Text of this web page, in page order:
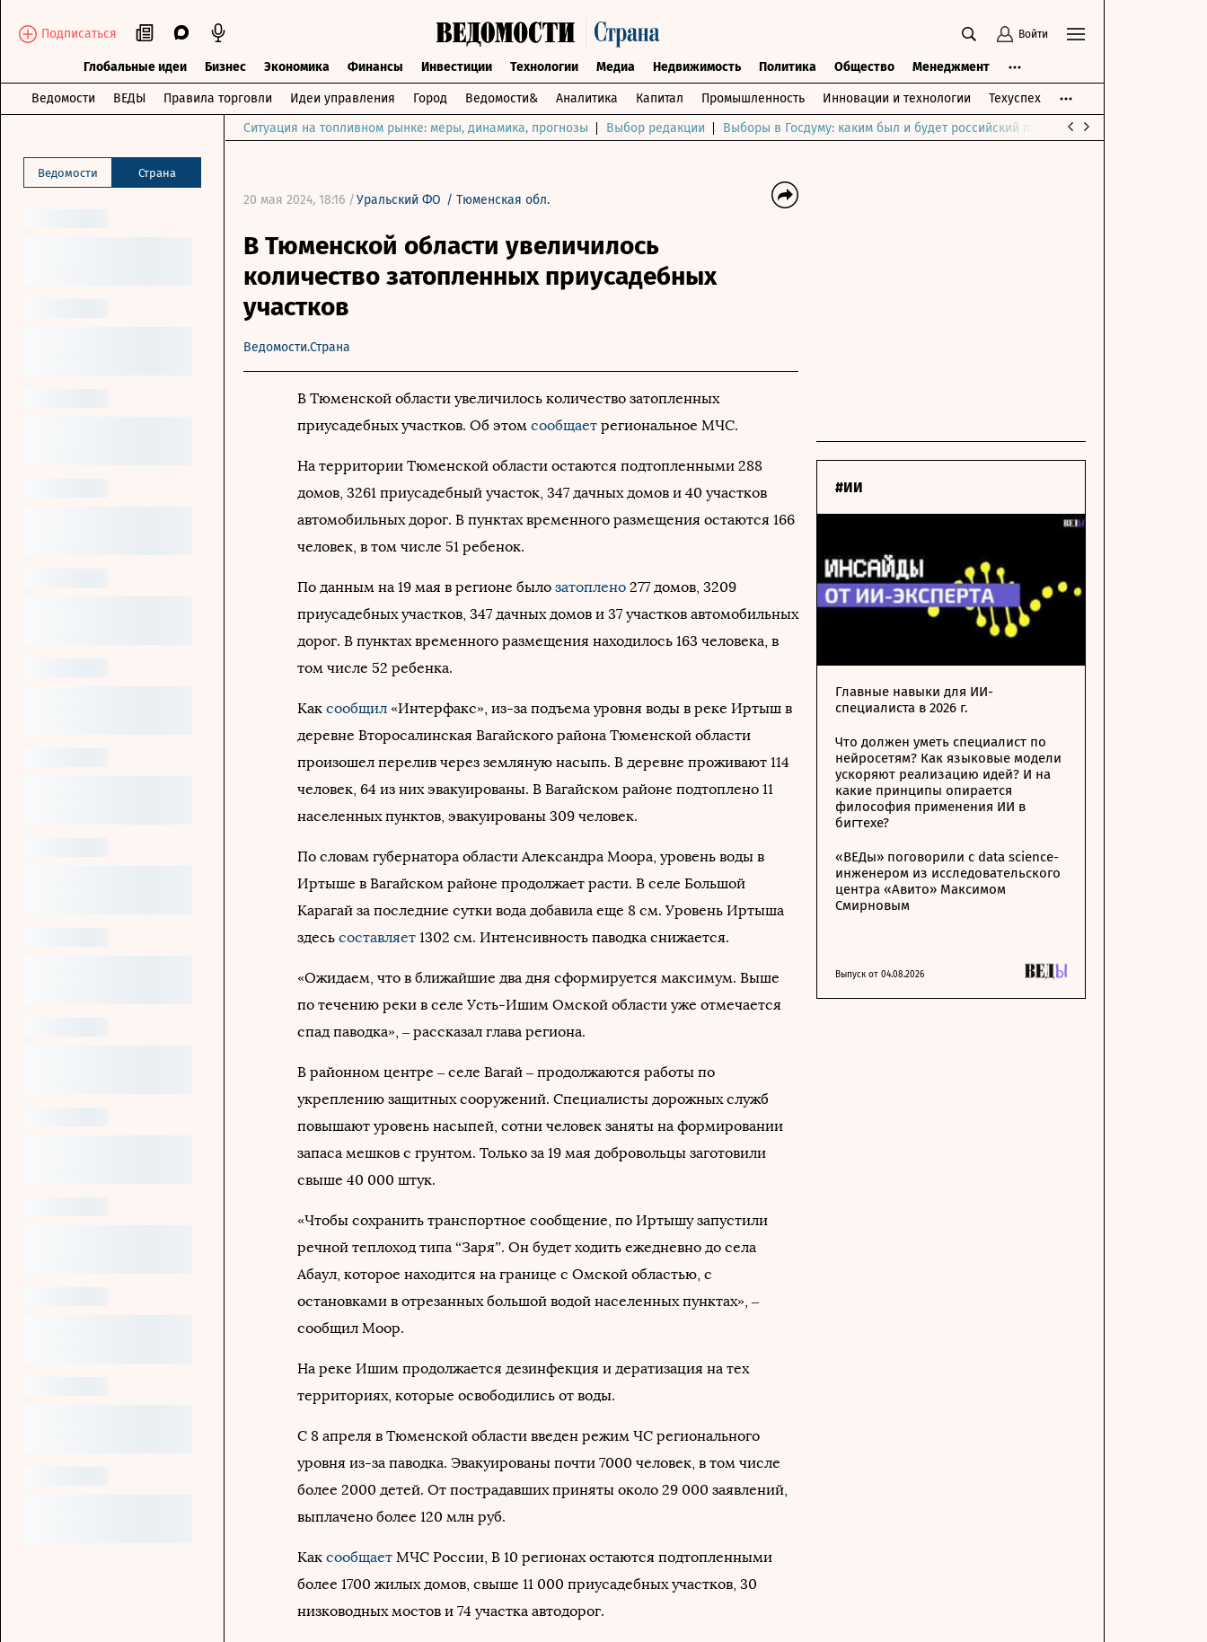
Подписаться Войти
Глобальные идеи Бизнес Экономика Финансы Инвестиции Технологии Медиа Недвижимость Политика Общество Менеджмент
Ведомости ВЕДЫ Правила торговли Идеи управления Город Ведомости& Аналитика Капитал Промышленность Инновации и технологии Техуспех
Ведомости Страна
Ситуация на топливном рынке: меры, динамика, прогнозы Выбор редакции Выборы в Госдуму: каким был и будет российский парламент
20 мая 2024, 18:16 /Уральский ФО / Тюменская обл.
В Тюменской области увеличилось
количество затопленных приусадебных
участков
Ведомости.Страна
В Тюменской области увеличилось количество затопленных
приусадебных участков. Об этом сообщает региональное МЧС.
На территории Тюменской области остаются подтопленными 288
домов, 3261 приусадебный участок, 347 дачных домов и 40 участков
автомобильных дорог. В пунктах временного размещения остаются 166
человек, в том числе 51 ребенок.
По данным на 19 мая в регионе было затоплено 277 домов, 3209
приусадебных участков, 347 дачных домов и 37 участков автомобильных
дорог. В пунктах временного размещения находилось 163 человека, в
том числе 52 ребенка.
Как сообщил «Интерфакс», из-за подъема уровня воды в реке Иртыш в
деревне Второсалинская Вагайского района Тюменской области
произошел перелив через земляную насыпь. В деревне проживают 114
человек, 64 из них эвакуированы. В Вагайском районе подтоплено 11
населенных пунктов, эвакуированы 309 человек.
По словам губернатора области Александра Моора, уровень воды в
Иртыше в Вагайском районе продолжает расти. В селе Большой
Карагай за последние сутки вода добавила еще 8 см. Уровень Иртыша
здесь составляет 1302 см. Интенсивность паводка снижается.
«Ожидаем, что в ближайшие два дня сформируется максимум. Выше
по течению реки в селе Усть-Ишим Омской области уже отмечается
спад паводка», – рассказал глава региона.
В районном центре – селе Вагай – продолжаются работы по
укреплению защитных сооружений. Специалисты дорожных служб
повышают уровень насыпей, сотни человек заняты на формировании
запаса мешков с грунтом. Только за 19 мая добровольцы заготовили
свыше 40 000 штук.
«Чтобы сохранить транспортное сообщение, по Иртышу запустили
речной теплоход типа “Заря”. Он будет ходить ежедневно до села
Абаул, которое находится на границе с Омской областью, с
остановками в отрезанных большой водой населенных пунктах», –
сообщил Моор.
На реке Ишим продолжается дезинфекция и дератизация на тех
территориях, которые освободились от воды.
С 8 апреля в Тюменской области введен режим ЧС регионального
уровня из-за паводка. Эвакуированы почти 7000 человек, в том числе
более 2000 детей. От пострадавших приняты около 29 000 заявлений,
выплачено более 120 млн руб.
Как сообщает МЧС России, В 10 регионах остаются подтопленными
более 1700 жилых домов, свыше 11 000 приусадебных участков, 30
низководных мостов и 74 участка автодорог.
#ИИ
Главные навыки для ИИ-
специалиста в 2026 г.
Что должен уметь специалист по
нейросетям? Как языковые модели
ускоряют реализацию идей? И на
какие принципы опирается
философия применения ИИ в
бигтехе?
«ВЕДы» поговорили с data science-
инженером из исследовательского
центра «Авито» Максимом
Смирновым
Выпуск от 04.08.2026